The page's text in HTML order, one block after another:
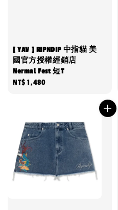
[ YAV ] RIPNDIP 中指貓 美
國官方授權經銷店
Nermal Fest 短T
Regular
NT$ 1,480